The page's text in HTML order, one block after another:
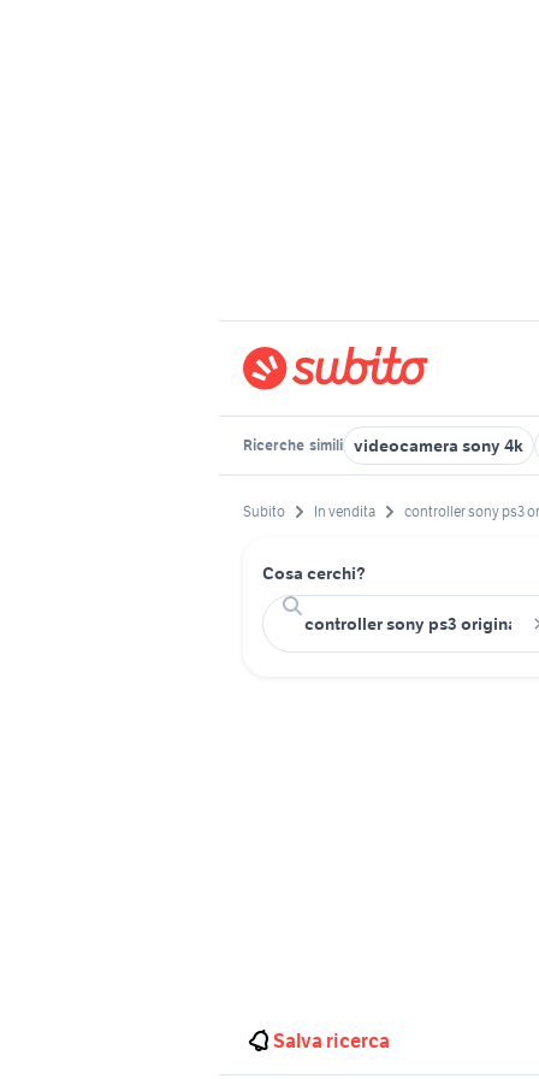
Ricerche simili videocamera sony 4k
Subito In vendita controller sony ps3
Cosa cerchi?
Salva ricerca